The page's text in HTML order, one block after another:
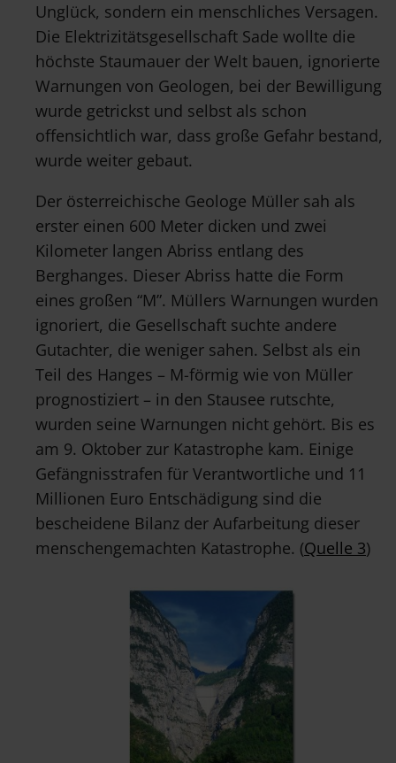
Unglück, sondern ein menschliches Versagen.
Die Elektrizitätsgesellschaft Sade wollte die
höchste Staumauer der Welt bauen, ignorierte
Warnungen von Geologen, bei der Bewilligung
wurde getrickst und selbst als schon
offensichtlich war, dass große Gefahr bestand,
wurde weiter gebaut.
Der österreichische Geologe Müller sah als
erster einen 600 Meter dicken und zwei
Kilometer langen Abriss entlang des
Berghanges. Dieser Abriss hatte die Form
eines großen “M”. Müllers Warnungen wurden
ignoriert, die Gesellschaft suchte andere
Gutachter, die weniger sahen. Selbst als ein
Teil des Hanges – M-förmig wie von Müller
prognostiziert – in den Stausee rutschte,
wurden seine Warnungen nicht gehört. Bis es
am 9. Oktober zur Katastrophe kam. Einige
Gefängnisstrafen für Verantwortliche und 11
Millionen Euro Entschädigung sind die
bescheidene Bilanz der Aufarbeitung dieser
menschengemachten Katastrophe. (Quelle 3)